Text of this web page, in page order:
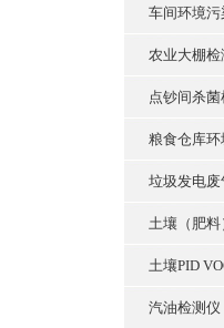
车间环境污
农业大棚检
点钞间杀菌
粮食仓库环
垃圾发电废
土壤（肥
土壤PID
汽油检测仪